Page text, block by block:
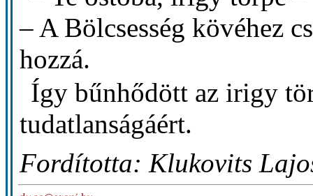
– A Bölcsesség kövéhez
hozzá.
Így bűnhődött az irigy
tudatlanságáért.
Fordította: Klukovits